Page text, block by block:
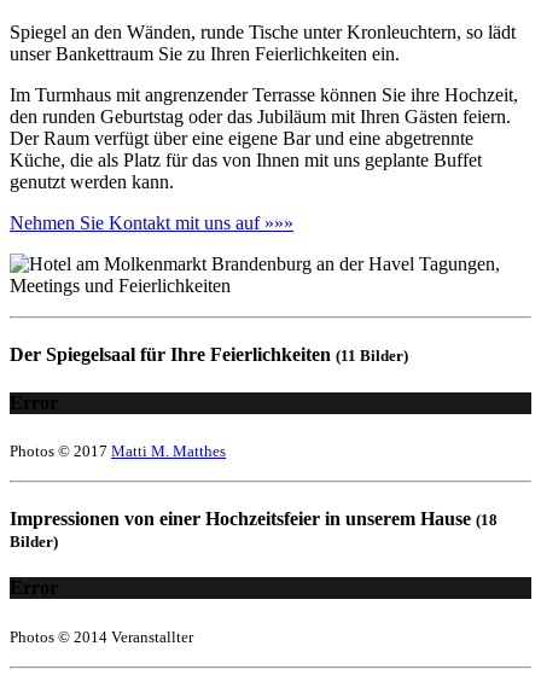
Spiegel an den Wänden, runde Tische unter Kronleuchtern, so lädt
unser Bankettraum Sie zu Ihren Feierlichkeiten ein.
Im Turmhaus mit angrenzender Terrasse können Sie ihre Hochzeit,
den runden Geburtstag oder das Jubiläum mit Ihren Gästen feiern.
Der Raum verfügt über eine eigene Bar und eine abgetrennte
Küche, die als Platz für das von Ihnen mit uns geplante Buffet
genutzt werden kann.
Nehmen Sie Kontakt mit uns auf »»»
Der Spiegelsaal für Ihre Feierlichkeiten (11 Bilder)
Error
Photos © 2017 Matti M. Matthes
Impressionen von einer Hochzeitsfeier in unserem Hause (18
Bilder)
Error
Photos © 2014 Veranstallter